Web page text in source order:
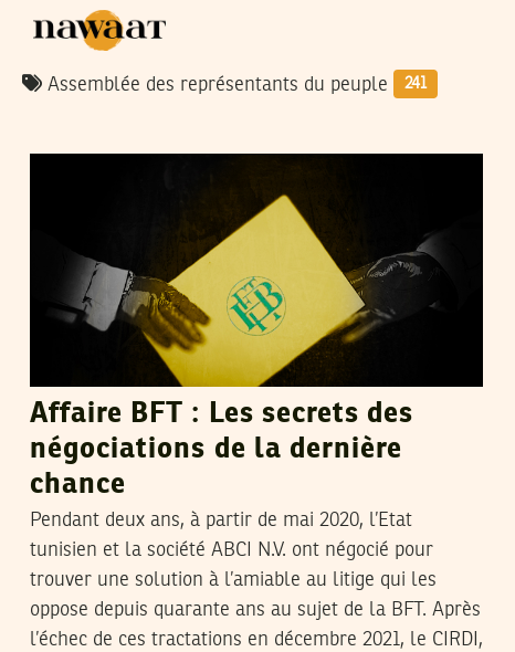
Assemblée des représentants du peuple 241
Affaire BFT : Les secrets des
négociations de la dernière
chance
Pendant deux ans, à partir de mai 2020, l’Etat
tunisien et la société ABCI N.V. ont négocié pour
trouver une solution à l’amiable au litige qui les
oppose depuis quarante ans au sujet de la BFT. Après
l’échec de ces tractations en décembre 2021, le CIRDI,